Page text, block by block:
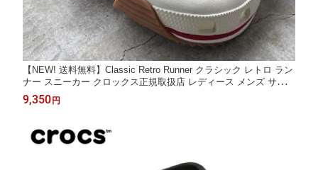
【NEW! 送料無料】Classic Retro Runner クラシック レトロ ラン
ナー スニーカー クロックス正規取扱店 レディース メンズ サンダ
ル 212831 クロックスレディース クロックスサンダル 新商品 入
荷 ＊ ◯
9,350 円